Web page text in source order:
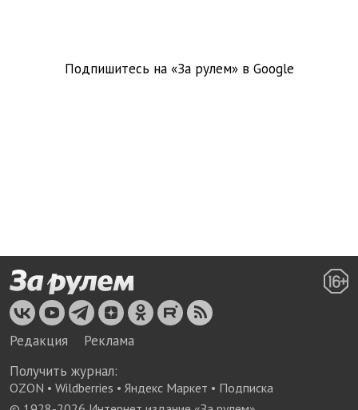
Подпишитесь на «За рулем» в Google
Редакция
Реклама
Получить журнал:
OZON • Wildberries • Яндекс Маркет • Подписка